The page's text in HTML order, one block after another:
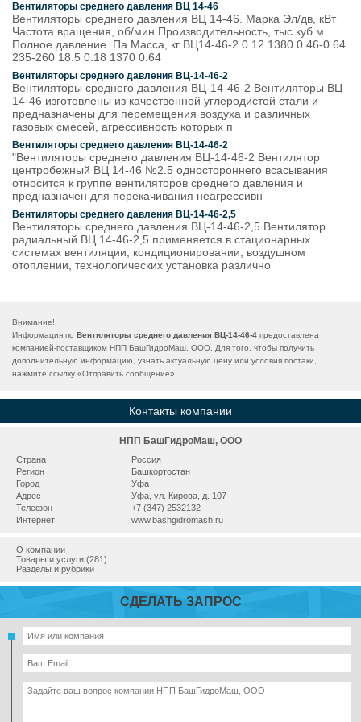
Вентиляторы среднего давления ВЦ 14-46
Вентиляторы среднего давления ВЦ 14-46. Марка Эл/дв, кВт
Частота вращения, об/мин Производи­тельность, тыс.куб.м
Полное давление. Па Масса, кг ВЦ14-46-2 0.12 1380 0.46-0.64
235-260 18.5 0.18 1370 0.64
Вентиляторы среднего давления ВЦ-14-46-2
Вентиляторы среднего давления ВЦ-14-46-2 Вентиляторы ВЦ
14-46 изготовлены из качественной углеродистой стали и
предназначены для перемещения воздуха и различных
газовых смесей, агрессивность которых п
Вентиляторы среднего давления ВЦ-14-46-2
"Вентиляторы среднего давления ВЦ-14-46-2 Вентилятор
центробежный ВЦ 14-46 №2.5 одностороннего всасывания
относится к группе вентиляторов среднего давления и
предназначен для перекачивания неагрессивн
Вентиляторы среднего давления ВЦ-14-46-2,5
Вентиляторы среднего давления ВЦ-14-46-2,5 Вентилятор
радиальный ВЦ 14-46-2,5 применяется в стационарных
системах вентиляции, кондиционировании, воздушном
отоплении, технологических установка различно
Внимание!
Информация по Вентиляторы среднего давления ВЦ-14-46-4 предоставлена
компанией-поставщиком НПП БашГидроМаш, ООО. Для того, чтобы получить
дополнительную информацию, узнать актуальную цену или условия постаки,
нажмите ссылку «Отправить сообщение».
Контакты компании
НПП БашГидроМаш, ООО
Страна
Россия
Регион
Башкортостан
Город
Уфа
Адрес
Уфа, ул. Кирова, д. 107
Телефон
+7 (347) 2532132
Интернет
www.bashgidromash.ru
О компании
Товары и услуги (281)
Разделы и рубрики
СДЕЛАТЬ ЗАПРОС